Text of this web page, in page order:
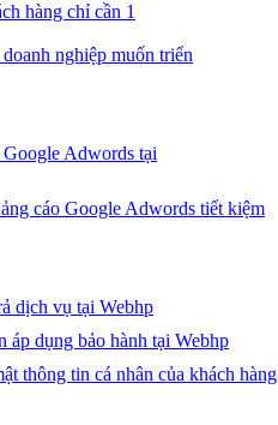
hàng chỉ cần 1
nghiệp muốn triển
Adwords tại
cáo Google Adwords tiết kiệm
dịch vụ tại Webhp
dụng bảo hành tại Webhp
thông tin cá nhân của khách hàng